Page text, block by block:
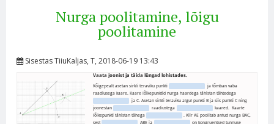
Nurga poolitamine, lõigu
poolitamine
SisestasTiiuKaljas, T, 2018-06-19 13:43